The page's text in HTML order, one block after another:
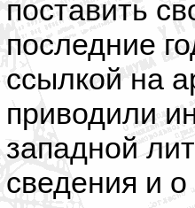
поставить
последние
ссылкой на
приводили
западной
сведения и